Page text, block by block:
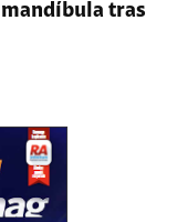
tras